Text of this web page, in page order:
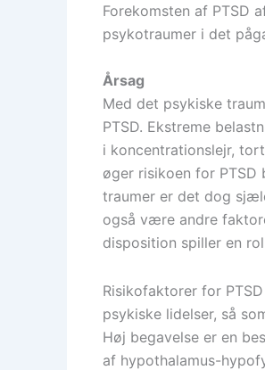
Forekomsten af
psykotraumer i det
Årsag
Med det psykiske
PTSD. Ekstreme
i koncentrationslejr,
øger risikoen for
traumer er det dog
også være andre
disposition spiller en
Risikofaktorer for
psykiske lidelser, så
Høj begavelse er en
af hypothalamus-